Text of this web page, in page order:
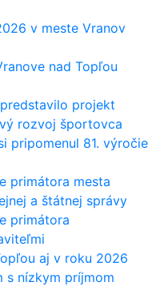
v meste Vranov
nad Topľou
projekt
rozvoj športovca
pripomenul 81. výročie
primátora mesta
a štátnej správy
primátora
aj v roku 2026
s nízkym príjmom